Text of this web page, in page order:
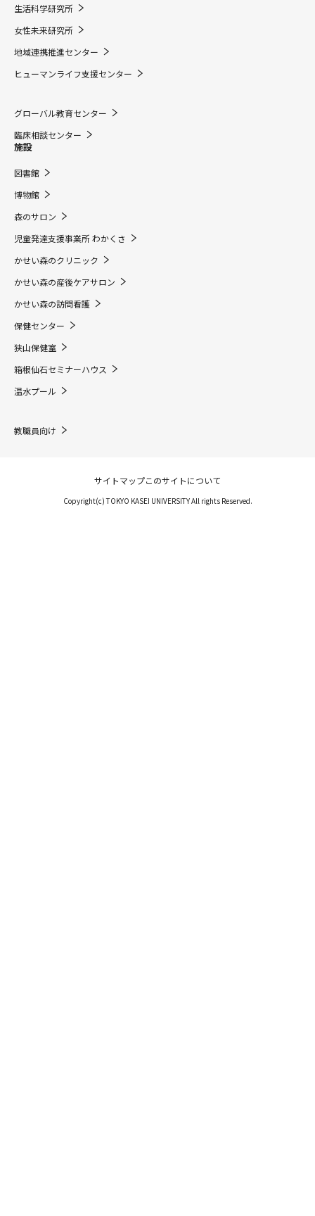
生活科学研究所
女性未来研究所
地域連携推進センター
ヒューマンライフ支援センター
グローバル教育センター
臨床相談センター
施設
図書館
博物館
森のサロン
児童発達支援事業所 わかくさ
かせい森のクリニック
かせい森の産後ケアサロン
かせい森の訪問看護
保健センター
狭山保健室
箱根仙石セミナーハウス
温水プール
教職員向け
サイトマップこのサイトについて
Copyright(c) TOKYO KASEI UNIVERSITY All rights Reserved.